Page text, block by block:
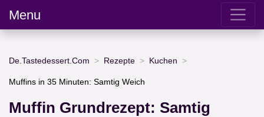
Menu
De.Tastedessert.Com Rezepte Kuchen
Muffins in 35 Minuten: Samtig Weich
Muffin Grundrezept: Samtig